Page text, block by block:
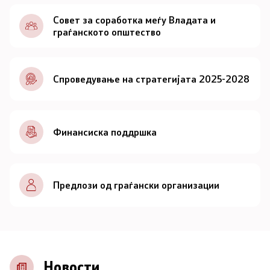
Документи
Совет
За советот
Документи
Записници и дневни редови од седниците на
Советот
Контакт
Совет за соработка меѓу Владата и
граѓанското општество
Спроведување на стратегијата 2025-2028
Финансиска поддршка
Предлози од граѓански организации